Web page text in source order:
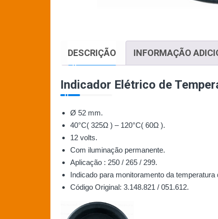
DESCRIÇÃO INFORMAÇÃO
Indicador Elétrico de
Ø 52 mm.
40°C( 325Ω ) – 120°C( 60Ω ).
12 volts.
Com iluminação permanente.
Aplicação : 250 / 265 / 299.
Indicado para monitoramento da
Código Original: 3.148.821 / 051.612.